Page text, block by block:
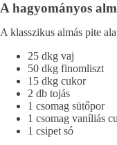
A hagyományos
A klasszikus almás pite
25 dkg vaj
50 dkg finomliszt
15 dkg cukor
2 db tojás
1 csomag sütőpor
1 csomag vaníliás
1 csipet só